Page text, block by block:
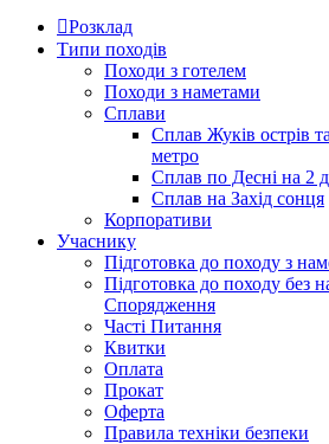
Розклад
Типи походів
Походи з готелем
Походи з наметами
Сплави
Сплав Жуків острів
метро
Сплав по Десні на 2
Сплав на Захід сонця
Корпоративи
Учаснику
Підготовка до походу з
Підготовка до походу без
Спорядження
Часті Питання
Квитки
Оплата
Прокат
Оферта
Правила техніки безпеки